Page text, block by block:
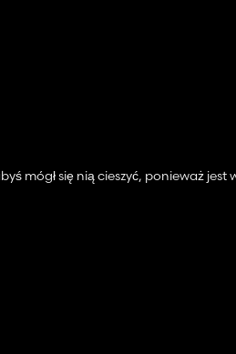
mógł się nią cieszyć, ponieważ jest